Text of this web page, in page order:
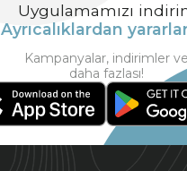
Uygulamamızı
Ayrıcalıklardan
Kampanyalar, indirimler ve
daha fazlası!